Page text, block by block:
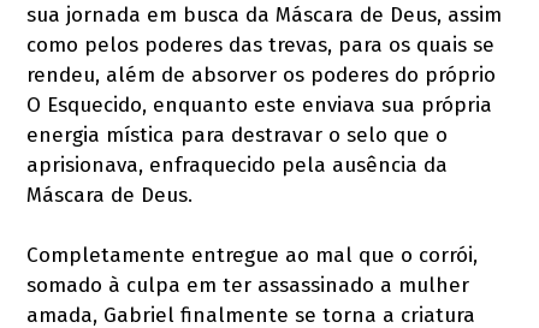
sua jornada em busca da Máscara de Deus, assim
como pelos poderes das trevas, para os quais se
rendeu, além de absorver os poderes do próprio
O Esquecido, enquanto este enviava sua própria
energia mística para destravar o selo que o
aprisionava, enfraquecido pela ausência da
Máscara de Deus.
Completamente entregue ao mal que o corrói,
somado à culpa em ter assassinado a mulher
amada, Gabriel finalmente se torna a criatura